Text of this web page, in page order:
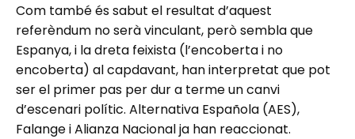
Com també és sabut el resultat d’aquest
referèndum no serà vinculant, però sembla que
Espanya, i la dreta feixista (l’encoberta i no
encoberta) al capdavant, han interpretat que pot
ser el primer pas per dur a terme un canvi
d’escenari polític. Alternativa Española (AES),
Falange i Alianza Nacional ja han reaccionat.